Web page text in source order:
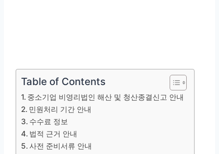
Table of Contents
중소기업 비영리법인 해산 및 청산종결신고 안내
민원처리 기간 안내
수수료 정보
법적 근거 안내
사전 준비서류 안내